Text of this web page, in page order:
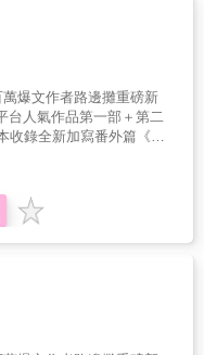
嚮往。於是某天，我義無
前的「召喚門」。當
竟轉生成人類的嬰兒型
王國」，與自己曾經渴望
的人類世界。儘管還是惡
弱的嬰兒讓「我」無比恐
惡魔身分才行
/ Umiu geso / Kodansha
爆文作者路邊攤重磅新
台人氣作品第一部＋第二
收錄全新加寫番外篇《歡
但實際上我卻是掌握了所
」&大學生少
密，習慣在深夜三點偷溜
生活，正是少彬的異常癖
一名年輕漂亮的女孩來丟
刻接收走垃圾袋。卻在打
驗的狂喜，因為垃圾袋裡
彬著迷於斷肢之美，開始